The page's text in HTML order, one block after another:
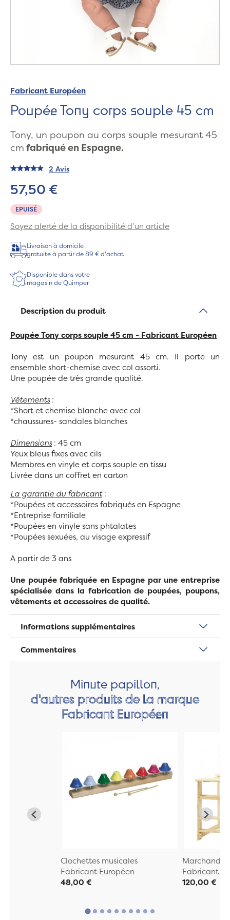
Fabricant Européen
Poupée Tony corps souple 45 cm
Tony, un poupon au corps souple mesurant 45
cm fabriqué en Espagne.
2 Avis
EPUISÉ
57,50 €
Soyez alerté de la disponibilité d’un article
Livraison à domicile :
gratuite à partir de 89 € d'achat
Disponible dans votre
magasin de Quimper
Description du produit
Poupée Tony corps souple 45 cm - Fabricant Européen
Tony est un poupon mesurant 45 cm. Il porte un
ensemble short-chemise avec col assorti.
Une poupée de très grande qualité.
Vêtements:
*Short et chemise blanche avec col
*chaussures- sandales blanches
Dimensions: 45 cm
Yeux bleus fixes avec cils
Membres en vinyle et corps souple en tissu
Livrée dans un coffret en carton
La garantie du fabricant:
*Poupées et accessoires fabriqués en Espagne
*Entreprise familiale
*Poupées en vinyle sans phtalates
*Poupées sexuées, au visage expressif
A partir de 3 ans
Une poupée fabriquée en Espagne par une entreprise
spécialisée dans la fabrication de poupées, poupons,
vêtements et accessoires de qualité.
Informations supplémentaires
Commentaires
Minute papillon,
d'autres produits de la marque
Fabricant Européen
Clochettes musicales
Fabricant Européen
48,00 €
Marchande
Fabricant
120,00 €